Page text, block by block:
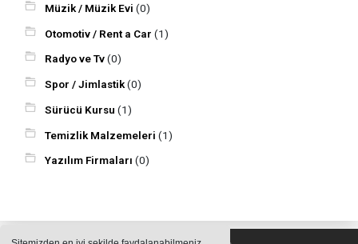
Müzik / Müzik Evi(0)
Otomotiv / Rent a Car(1)
Radyo ve Tv(0)
Spor / Jimlastik(0)
Sürücü Kursu(1)
Temizlik Malzemeleri(1)
Yazılım Firmaları(0)